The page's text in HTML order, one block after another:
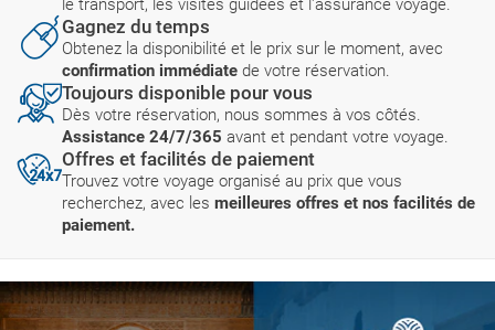
le transport, les visites guidées et l'assurance voyage.
Gagnez du temps
Obtenez la disponibilité et le prix sur le moment, avec
confirmation immédiate de votre réservation.
Toujours disponible pour vous
Dès votre réservation, nous sommes à vos côtés.
Assistance 24/7/365 avant et pendant votre voyage.
Offres et facilités de paiement
Trouvez votre voyage organisé au prix que vous
recherchez, avec les meilleures offres et nos facilités de
paiement.